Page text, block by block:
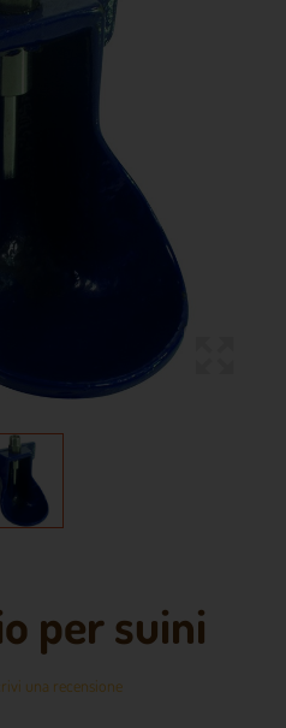
per suini
una recensione